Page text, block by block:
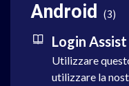
Android 3
Login Assist
Utilizzare
utilizzare la